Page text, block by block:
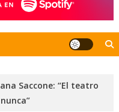
Saccone: “El teatro